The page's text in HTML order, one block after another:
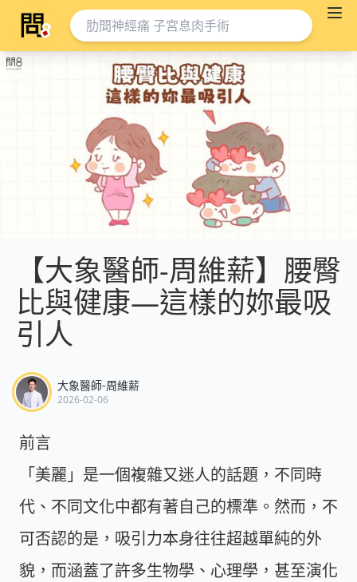
【大象醫師-周維薪】腰臀
比與健康—這樣的妳最吸
引人
大象醫師-周維薪
2026-02-06
前言
「美麗」是一個複雜又迷人的話題，不同時
代、不同文化中都有著自己的標準。然而，不
可否認的是，吸引力本身往往超越單純的外
貌，而涵蓋了許多生物學、心理學，甚至演化